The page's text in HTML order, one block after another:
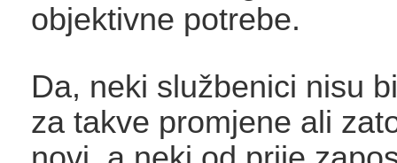
objektivne potrebe.
Da, neki službenici nisu
za takve promjene ali